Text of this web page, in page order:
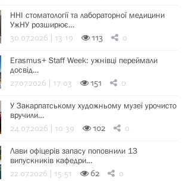
ННІ стоматології та лабораторної медицини
УжНУ розширює…
30.07.2026 | 13:19 113 0
Erasmus+ Staff Week: ужнівці переймали
досвід…
27.07.2026 | 17:03 151 0
У Закарпатському художньому музеї урочисто
вручили…
24.07.2026 | 10:39 102 0
Лави офіцерів запасу поповнили 13
випускників кафедри…
22.07.2026 | 15:51 62 0